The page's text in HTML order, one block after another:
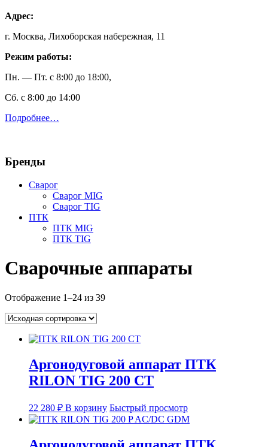
Адрес:
г. Москва, Лихоборская набережная, 11
Режим работы:
Пн. — Пт. с 8:00 до 18:00,
Сб. с 8:00 до 14:00
Подробнее…
Бренды
Сварог
Сварог MIG
Сварог TIG
ПТК
ПТК MIG
ПТК TIG
Сварочные аппараты
Отображение 1–24 из 39
Аргонодуговой аппарат ПТК
RILON TIG 200 CT
22 280 ₽ В корзину Быстрый просмотр